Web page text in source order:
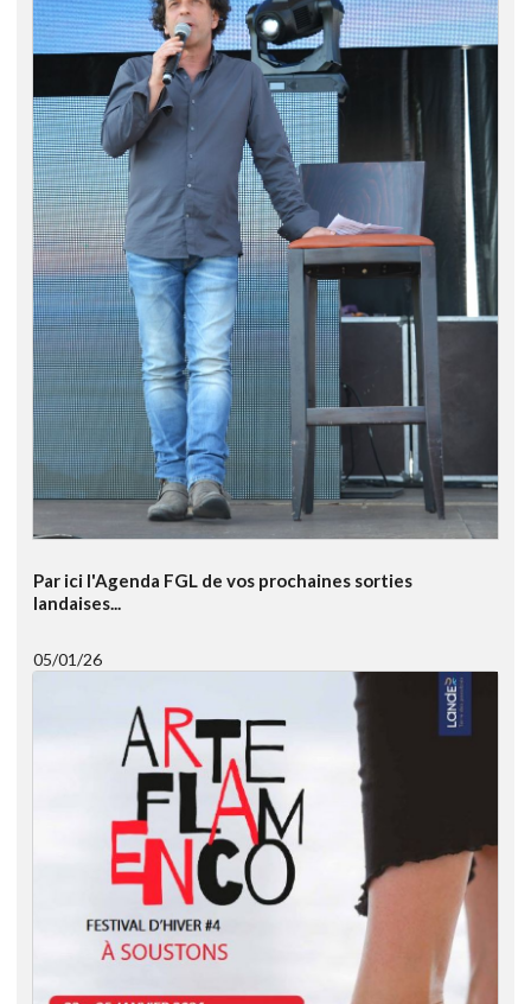
Par ici l'Agenda FGL de vos prochaines sorties
landaises...
05/01/26